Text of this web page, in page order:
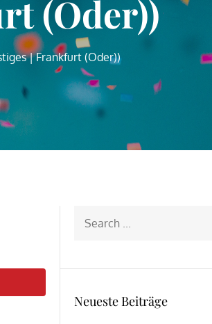
(Oder))
| Frankfurt (Oder))
Neueste Beiträge